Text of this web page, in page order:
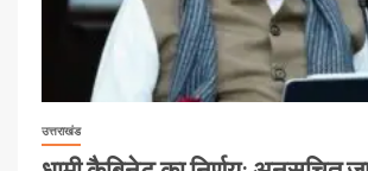
उत्तराखंड